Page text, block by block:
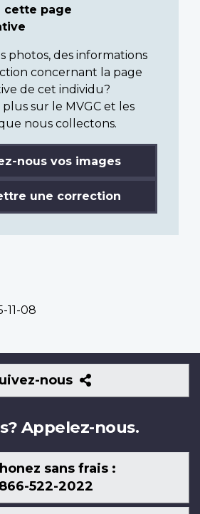
cette page
photos, des informations
concernant la page
de cet individu?
sur le MVGC et les
nous collectons.
nous vos images
une correction
11-08
nous
Suivez-
nous
Appelez-nous.
sans frais :
522-2022